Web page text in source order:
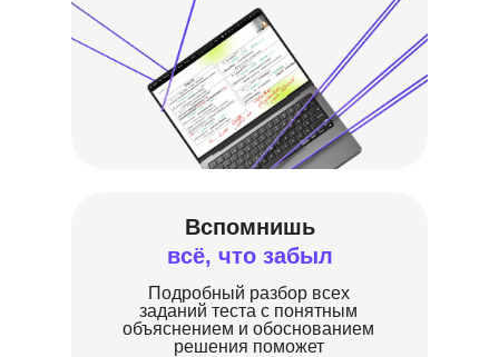
Подробный разбор всех
заданий теста с понятным
объяснением и обоснованием
решения поможет
Вспомнишь
всё, что забыл